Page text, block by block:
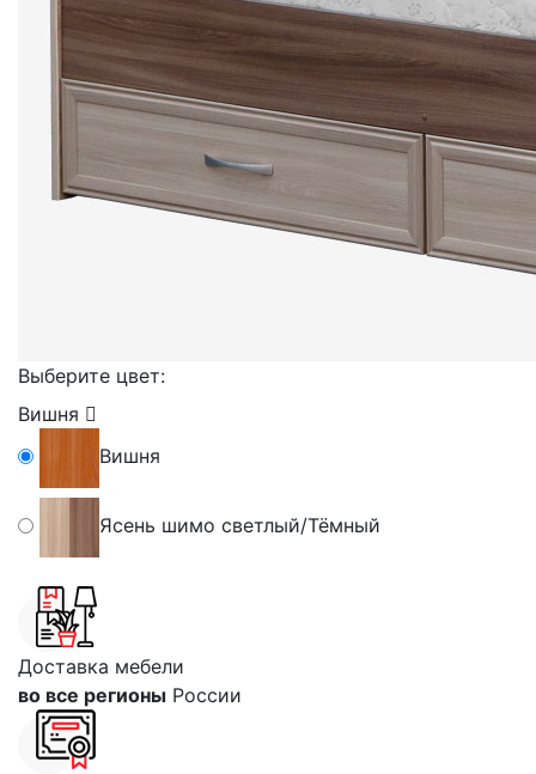
Выберите цвет:
Вишня
Вишня
Ясень шимо светлый/Тёмный
Доставка мебели
во все регионы России